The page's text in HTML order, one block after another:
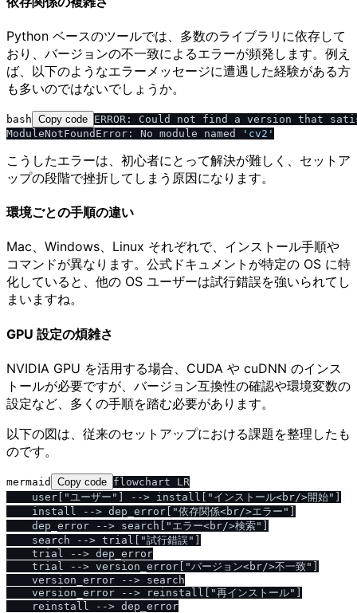
Python ベースのツールでは、多数のライブラリに依存して
おり、バージョンの不一致によるエラーが頻発します。例え
ば、以下のようなエラーメッセージに遭遇した経験がある方
も多いのではないでしょうか。
bash Copy code ERROR: Could not find a version that
ModuleNotFoundError: No module named
'cv2'
こうしたエラーは、初心者にとって解決が難しく、セットア
ップの段階で挫折してしまう原因になります。
環境ごとの手順の違い
Mac、Windows、Linux それぞれで、インストール手順や
コマンドが異なります。公式ドキュメントが特定の OS に特
化していると、他の OS ユーザーは試行錯誤を強いられてし
まいますね。
GPU 設定の煩雑さ
NVIDIA GPU を活用する場合、CUDA や cuDNN のインス
トールが必要ですが、バージョン互換性の確認や環境変数の
設定など、多くの手順を踏む必要があります。
以下の図は、従来のセットアップにおける課題を整理したも
のです。
mermaid Copy code flowchart LR
    user["ユーザー"] --> install["インストール<br/>開始"]
    install --> dep_error["依存関係<br/>エラー"]
    dep_error --> search["エラー<br/>検索"]
    search --> trial["試行錯誤"]
    trial --> dep_error
    trial --> version_error["バージョン<br/>不一致"]
    version_error --> search
    version_error --> reinstall["再インストール"]
    reinstall --> dep_error